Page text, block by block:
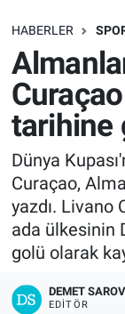
HABERLER
tarihine
Dünya
Curaçao,
yazdı. Livano
ada ülkesinin
golü olarak
DEMET
EDITÖR
SAĞLIK
EKONOMİ
EĞİTİM
ÖZEL
Keşfet
MANŞET